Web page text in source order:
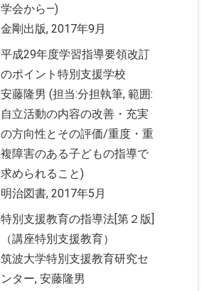
学会から―)
金剛出版, 2017年9月
平成29年度学習指導要領改訂
のポイント特別支援学校
安藤隆男 (担当:分担執筆, 範囲:
自立活動の内容の改善・充実
の方向性とその評価/重度・重
複障害のある子どもの指導で
求められること)
明治図書, 2017年5月
特別支援教育の指導法[第２版]
（講座特別支援教育）
筑波大学特別支援教育研究セ
ンター, 安藤隆男